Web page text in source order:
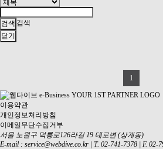
검색
닫기
1
이용약관
개인정보처리방침
이메일무단수집거부
서울 노원구 덕릉로126라길 19 대로변 (상계동)
E-mail : service@webdive.co.kr T. 02-741-7378
F. 02-